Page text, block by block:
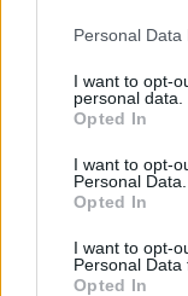
Personal
I want to opt-
personal data.
Opted In
I want to opt-
Personal Data.
Opted In
I want to opt-
Personal Data
Opted In
Autore